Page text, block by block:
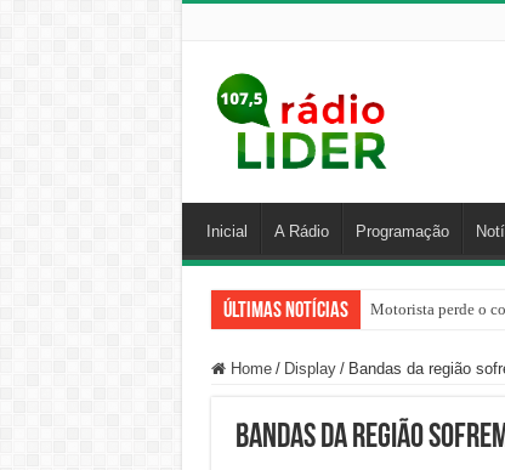
Inicial A Rádio Programação
Últimas Notícias Motorista perde o
Home / Display / Bandas da região
Bandas da região